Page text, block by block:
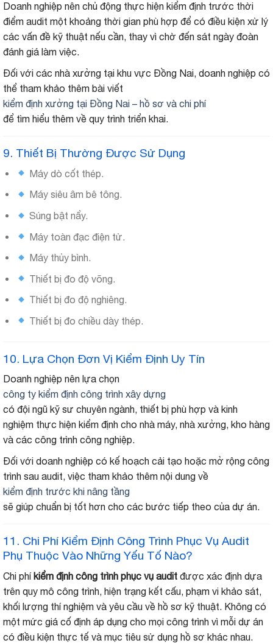
Doanh nghiệp nên chủ động thực hiện kiểm định trước thời
điểm audit một khoảng thời gian phù hợp để có điều kiện xử lý
các vấn đề kỹ thuật nếu cần, thay vì chờ đến sát ngày đoàn
đánh giá làm việc.
Đối với các nhà xưởng tại khu vực Đồng Nai, doanh nghiệp có
thể tham khảo thêm bài viết
kiểm định xưởng tại Đồng Nai – hồ sơ và chi phí
để tìm hiểu thêm về quy trình triển khai.
9. Thiết Bị Thường Được Sử Dụng
Máy dò cốt thép.
Máy siêu âm bê tông.
Súng bật nẩy.
Máy toàn đạc điện tử.
Máy thủy bình.
Thiết bị đo độ võng.
Thiết bị đo độ nghiêng.
Thiết bị đo chiều dày thép.
10. Lựa Chọn Đơn Vị Kiểm Định Uy Tín
Doanh nghiệp nên lựa chọn
công ty kiểm định công trình xây dựng
có đội ngũ kỹ sư chuyên ngành, thiết bị phù hợp và kinh
nghiệm thực hiện kiểm định cho nhà máy, nhà xưởng, kho hàng
và các công trình công nghiệp.
Đối với doanh nghiệp có kế hoạch cải tạo hoặc mở rộng công
trình sau audit, việc tham khảo thêm nội dung về
kiểm định trước khi nâng tầng
sẽ giúp chuẩn bị tốt hơn cho các bước tiếp theo của dự án.
11. Chi Phí Kiểm Định Công Trình Phục Vụ Audit
Phụ Thuộc Vào Những Yếu Tố Nào?
Chi phí kiểm định công trình phục vụ audit được xác định dựa
trên quy mô công trình, hiện trạng kết cấu, phạm vi khảo sát,
khối lượng thí nghiệm và yêu cầu về hồ sơ kỹ thuật. Không có
một mức giá cố định áp dụng cho mọi công trình vì mỗi dự án
có điều kiện thực tế và mục tiêu sử dụng hồ sơ khác nhau.